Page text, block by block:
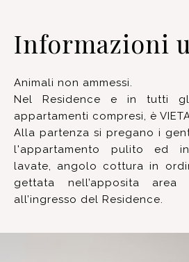
Informazioni
Animali non ammessi.
Nel Residence e in tutti
appartamenti compresi, è
Alla partenza si pregano i
l'appartamento pulito ed
lavate, angolo cottura in
gettata nell’apposita area
all’ingresso del Residence.